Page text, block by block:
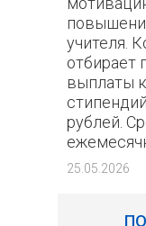
учителя.
отбирает
выплаты
рублей.
25.05.2026